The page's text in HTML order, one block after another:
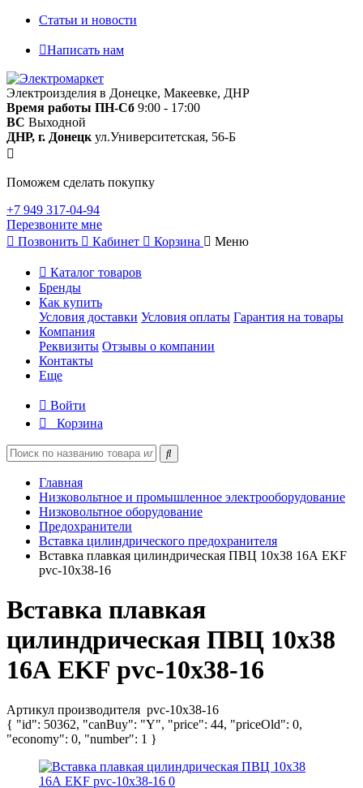
Статьи и новости
Написать нам
Электроизделия в Донецке, Макеевке, ДНР
Время работы ПН-Сб 9:00 - 17:00
ВС Выходной
ДНР, г. Донецк ул.Университетская, 56-Б
Поможем сделать покупку
+7 949 317-04-94
Перезвоните мне
Позвонить
Кабинет Корзина Меню
Каталог товаров
Бренды
Как купить
Условия доставки Условия оплаты Гарантия на товары
Компания
Реквизиты Отзывы о компании
Контакты
Еще
Войти
Корзина
Главная
Низковольтное и промышленное электрооборудование
Низковольтное оборудование
Предохранители
Вставка цилиндрического предохранителя
Вставка плавкая цилиндрическая ПВЦ 10х38 16А EKF
pvc-10x38-16
Вставка плавкая
цилиндрическая ПВЦ 10х38
16А EKF pvc-10x38-16
Артикул производителя pvc-10x38-16
{ "id": 50362, "canBuy": "Y", "price": 44, "priceOld": 0,
"economy": 0, "number": 1 }